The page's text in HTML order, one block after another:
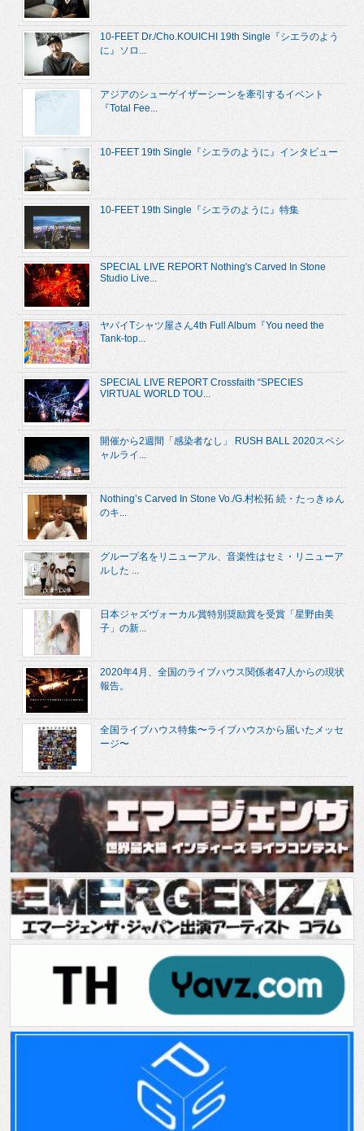
10-FEET Dr./Cho.KOUICHI 19th Single『シエラのよう
に』ソロ...
アジアのシューゲイザーシーンを牽引するイベント
『Total Fee...
10-FEET 19th Single『シエラのように』インタビュー
10-FEET 19th Single『シエラのように』特集
SPECIAL LIVE REPORT Nothing's Carved In Stone
Studio Live...
ヤバイTシャツ屋さん4th Full Album『You need the
Tank-top...
SPECIAL LIVE REPORT Crossfaith “SPECIES
VIRTUAL WORLD TOU...
開催から2週間「感染者なし」 RUSH BALL 2020スペシ
ャルライ...
Nothing’s Carved In Stone Vo./G.村松拓 続・たっきゅん
のキ...
グループ名をリニューアル、音楽性はセミ・リニューア
ルした ...
日本ジャズヴォーカル賞特別奨励賞を受賞「星野由美
子」の新...
2020年4月、全国のライブハウス関係者47人からの現状
報告。
全国ライブハウス特集〜ライブハウスから届いたメッセ
ージ〜